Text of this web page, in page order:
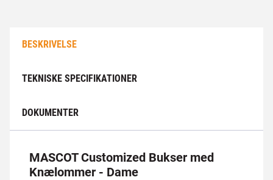
BESKRIVELSE
TEKNISKE SPECIFIKATIONER
DOKUMENTER
MASCOT Customized Bukser med
Knælommer - Dame